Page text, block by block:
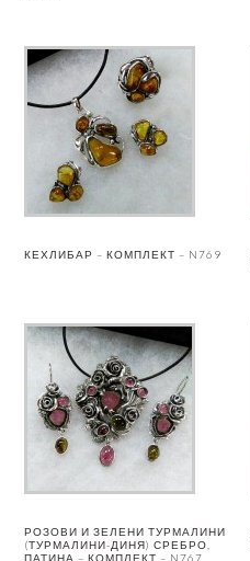
КЕХЛИБАР – КОМПЛЕКТ – N769
РОЗОВИ И ЗЕЛЕНИ ТУРМАЛИНИ
(ТУРМАЛИНИ-ДИНЯ) СРЕБРО,
ПАТИНА – КОМПЛЕКТ – N767